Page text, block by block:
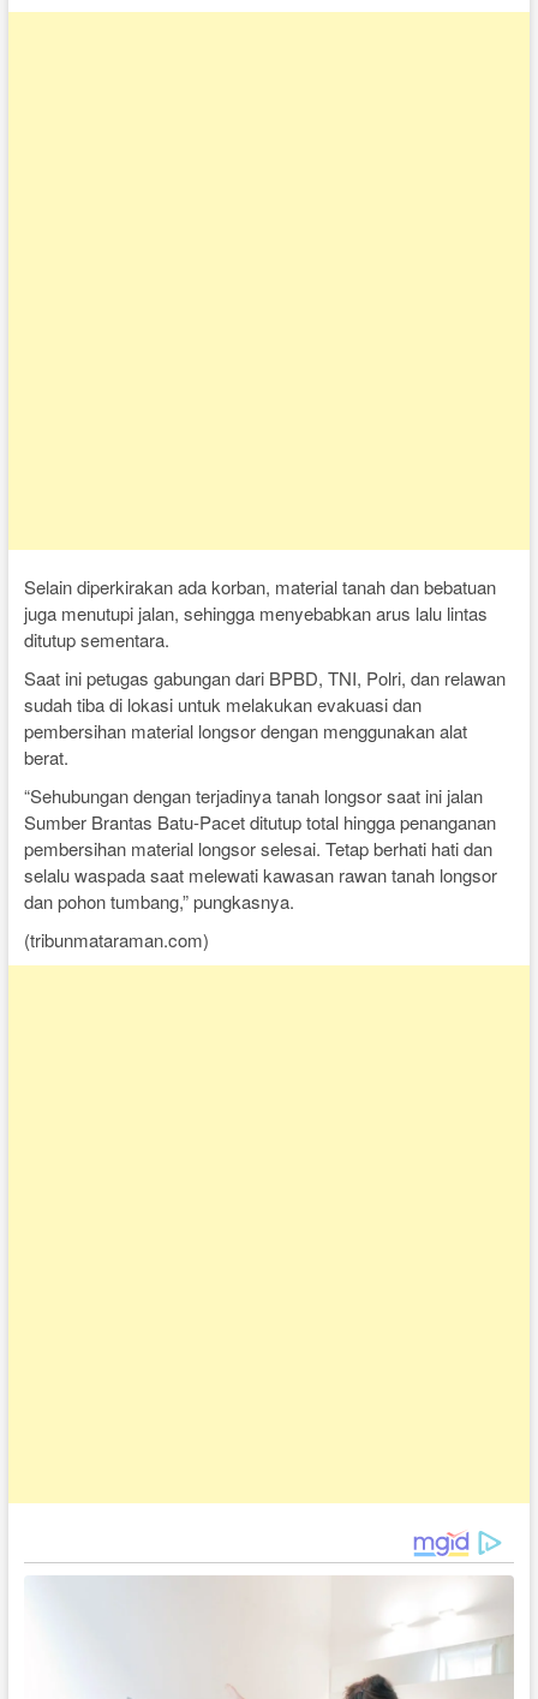
Selain diperkirakan ada korban, material tanah dan bebatuan
juga menutupi jalan, sehingga menyebabkan arus lalu lintas
ditutup sementara.
Saat ini petugas gabungan dari BPBD, TNI, Polri, dan relawan
sudah tiba di lokasi untuk melakukan evakuasi dan
pembersihan material longsor dengan menggunakan alat
berat.
“Sehubungan dengan terjadinya tanah longsor saat ini jalan
Sumber Brantas Batu-Pacet ditutup total hingga penanganan
pembersihan material longsor selesai. Tetap berhati hati dan
selalu waspada saat melewati kawasan rawan tanah longsor
dan pohon tumbang,” pungkasnya.
(tribunmataraman.com)